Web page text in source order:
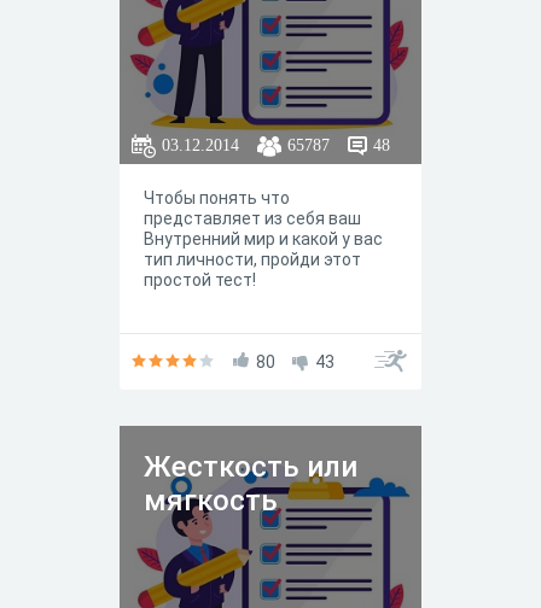
03.12.2014 65787 48
Чтобы понять что
представляет из себя ваш
Внутренний мир и какой у вас
тип личности, пройди этот
простой тест!
80 43
Жесткость или
мягкость